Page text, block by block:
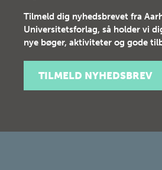
Tilmeld dig nyhedsbrevet fra
Universitetsforlag, så holder vi
nye bøger, aktiviteter og gode
TILMELD NYHEDSBREV